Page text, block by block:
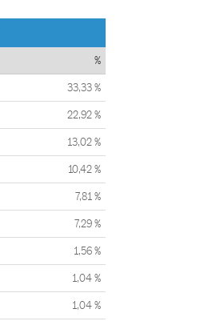
%
33,33 %
22,92 %
13,02 %
10,42 %
7,81 %
7,29 %
1,56 %
1,04 %
1,04 %